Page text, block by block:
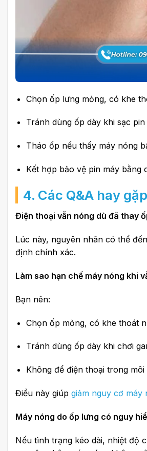
Chọn ốp lưng mỏng, có khe
Tránh dùng ốp dày khi sạc
Tháo ốp nếu thấy máy nóng
Kết hợp bảo vệ pin máy bằng
4. Các Q&A hay
Điện thoại vẫn nóng dù đã thay
Lúc này, nguyên nhân có thể
định chính xác.
Làm sao hạn chế máy nóng khi
Bạn nên:
Chọn ốp mỏng, có khe thoát
Tránh dùng ốp dày khi chơi
Không để điện thoại trong
Điều này giúp giảm nguy cơ máy
Máy nóng do ốp lưng có nguy
Nếu tình trạng kéo dài, nhiệt độ